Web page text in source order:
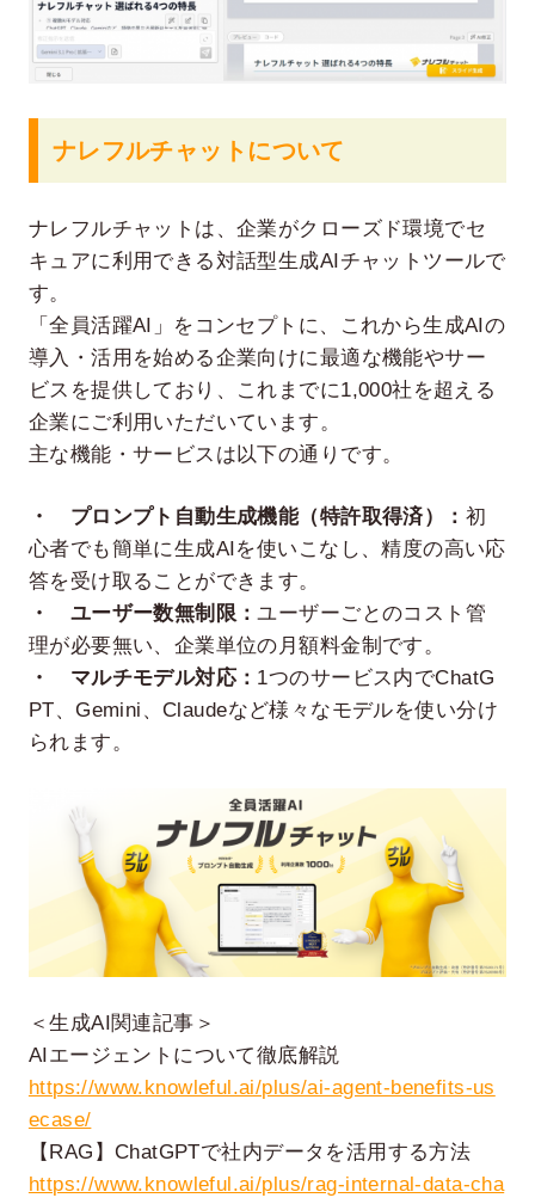
ナレフルチャットについて
ナレフルチャットは、企業がクローズド環境でセ
キュアに利用できる対話型生成AIチャットツールで
す。
「全員活躍AI」をコンセプトに、これから生成AIの
導入・活用を始める企業向けに最適な機能やサー
ビスを提供しており、これまでに1,000社を超える
企業にご利用いただいています。
主な機能・サービスは以下の通りです。
・ プロンプト自動生成機能（特許取得済）： 初
心者でも簡単に生成AIを使いこなし、精度の高い応
答を受け取ることができます。
・ ユーザー数無制限：ユーザーごとのコスト管
理が必要無い、企業単位の月額料金制です。
・ マルチモデル対応： 1つのサービス内でChatG
PT、Gemini、Claudeなど様々なモデルを使い分け
られます。
＜生成AI関連記事＞
AIエージェントについて徹底解説
https://www.knowleful.ai/plus/ai-agent-benefits-us
ecase/
【RAG】ChatGPTで社内データを活用する方法
https://www.knowleful.ai/plus/rag-internal-data-cha